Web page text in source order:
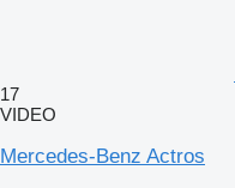
17
VIDEO
Mercedes-Benz Actros